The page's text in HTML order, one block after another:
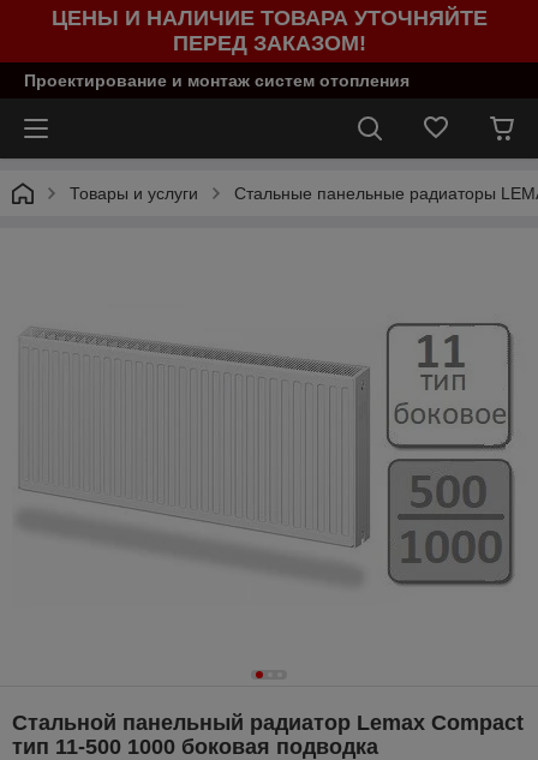
ЦЕНЫ И НАЛИЧИЕ ТОВАРА УТОЧНЯЙТЕ
ПЕРЕД ЗАКАЗОМ!
Проектирование и монтаж систем отопления
Товары и услуги Стальные панельные радиаторы
Стальной панельный радиатор Lemax Compact
тип 11-500 1000 боковая подводка